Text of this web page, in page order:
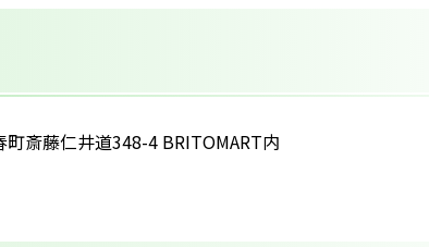
斎藤仁井道348-4 BRITOMART内